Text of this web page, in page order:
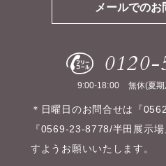
メールでのお
9:00-18:00 無休(夏
＊日曜日のお問合せは『
『0569-23-8778/半田展示
すようお願いいたします。